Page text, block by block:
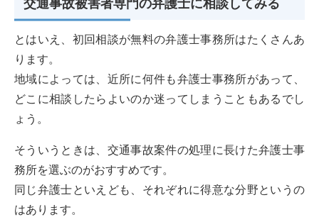
交通事故被害者専門の弁護士に相談してみる
とはいえ、初回相談が無料の弁護士事務所はたくさんあ
ります。
地域によっては、近所に何件も弁護士事務所があって、
どこに相談したらよいのか迷ってしまうこともあるでし
ょう。
そういうときは、交通事故案件の処理に長けた弁護士事
務所を選ぶのがおすすめです。
同じ弁護士といえども、それぞれに得意な分野というの
はあります。